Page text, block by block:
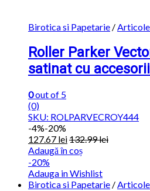
Birotica si Papetarie /
Roller Parker
satinat cu
0out of 5
(0)
SKU: ROLPARVECROY444
-4%-20%
127.67 lei132.99lei
Adaugă în coș
-20%
Adauga in Wishlist
Birotica si Papetarie /